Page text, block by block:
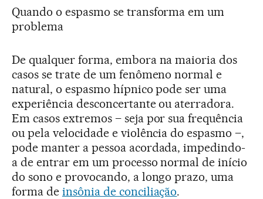
Quando o espasmo se transforma em um
problema
De qualquer forma, embora na maioria dos
casos se trate de um fenômeno normal e
natural, o espasmo hípnico pode ser uma
experiência desconcertante ou aterradora.
Em casos extremos – seja por sua frequência
ou pela velocidade e violência do espasmo –,
pode manter a pessoa acordada, impedindo-
a de entrar em um processo normal de início
do sono e provocando, a longo prazo, uma
forma de insônia de conciliação.